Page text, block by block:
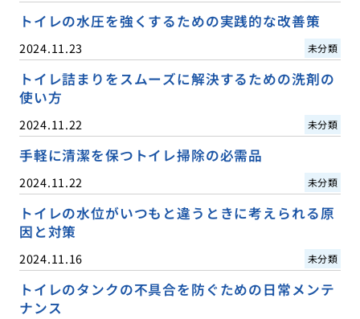
トイレの水圧を強くするための実践的な改善策
2024.11.23 未分類
トイレ詰まりをスムーズに解決するための洗剤の
使い方
2024.11.22 未分類
手軽に清潔を保つトイレ掃除の必需品
2024.11.22 未分類
トイレの水位がいつもと違うときに考えられる原
因と対策
2024.11.16 未分類
トイレのタンクの不具合を防ぐための日常メンテ
ナンス